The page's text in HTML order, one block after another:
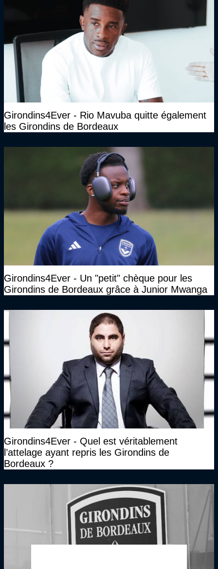
Girondins4Ever - Rio Mavuba quitte également
les Girondins de Bordeaux
Girondins4Ever - Un "petit" chèque pour les
Girondins de Bordeaux grâce à Junior Mwanga
Girondins4Ever - Quel est véritablement
l’attelage ayant repris les Girondins de
Bordeaux ?